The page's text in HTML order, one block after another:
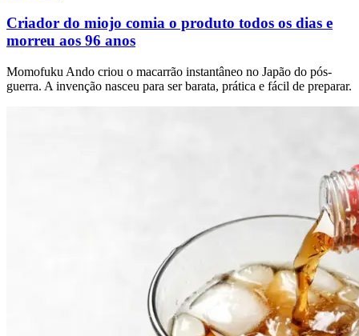
Criador do miojo comia o produto todos os dias e
morreu aos 96 anos
Momofuku Ando criou o macarrão instantâneo no Japão do pós-
guerra. A invenção nasceu para ser barata, prática e fácil de preparar.